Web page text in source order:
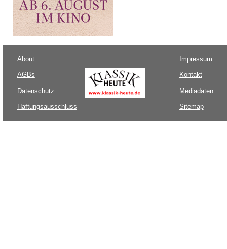
About
AGBs
Datenschutz
Haftungsausschluss
Impressum
Kontakt
Mediadaten
Sitemap